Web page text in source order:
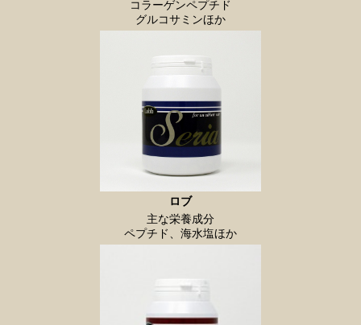
コラーゲンペプチド
グルコサミンほか
ロブ
主な栄養成分
ペプチド、海水塩ほか